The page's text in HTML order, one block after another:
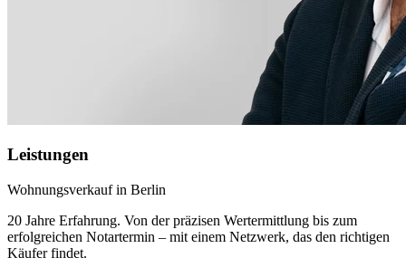
Leistungen
Wohnungsverkauf in Berlin
20 Jahre Erfahrung. Von der präzisen Wertermittlung bis zum
erfolgreichen Notartermin – mit einem Netzwerk, das den richtigen
Käufer findet.